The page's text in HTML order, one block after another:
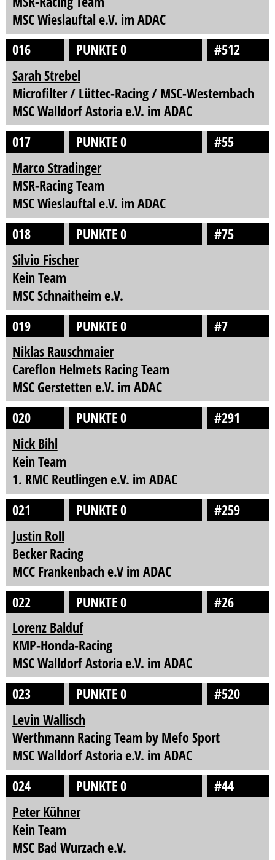
MSC Wieslauftal e.V. im ADAC
016
PUNKTE 0
#512
Sarah Strebel
Microfilter / Lüttec-Racing / MSC-Westernbach
MSC Walldorf Astoria e.V. im ADAC
017
PUNKTE 0
#55
Marco Stradinger
MSR-Racing Team
MSC Wieslauftal e.V. im ADAC
018
PUNKTE 0
#75
Silvio Fischer
Kein Team
MSC Schnaitheim e.V.
019
PUNKTE 0
#7
Niklas Rauschmaier
Careflon Helmets Racing Team
MSC Gerstetten e.V. im ADAC
020
PUNKTE 0
#291
Nick Bihl
Kein Team
1. RMC Reutlingen e.V. im ADAC
021
PUNKTE 0
#259
Justin Roll
Becker Racing
MCC Frankenbach e.V im ADAC
022
PUNKTE 0
#26
Lorenz Balduf
KMP-Honda-Racing
MSC Walldorf Astoria e.V. im ADAC
023
PUNKTE 0
#520
Levin Wallisch
Werthmann Racing Team by Mefo Sport
MSC Walldorf Astoria e.V. im ADAC
024
PUNKTE 0
#44
Peter Kühner
Kein Team
MSC Bad Wurzach e.V.